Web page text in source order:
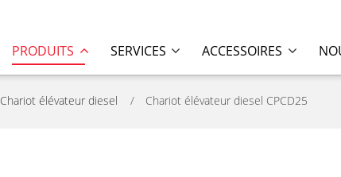
PRODUITS SERVICES ACCESSOIRES
Chariot élévateur diesel Chariot élévateur diesel CPCD25